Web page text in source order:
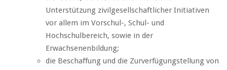
Unterstützung zivilgesellschaftlicher Initiativen
vor allem im Vorschul-, Schul- und
Hochschulbereich, sowie in der
Erwachsenenbildung;
die Beschaffung und die Zurverfügungstellung von